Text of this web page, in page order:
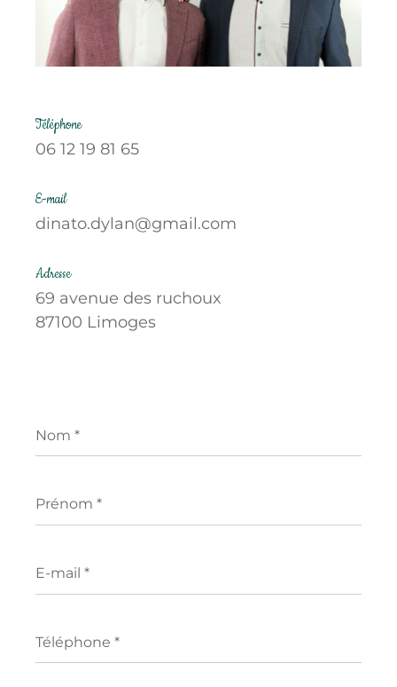
Téléphone
06 12 19 81 65
E-mail
dinato.dylan@gmail.com
Adresse
69 avenue des ruchoux
87100 Limoges
*
*
mail
*